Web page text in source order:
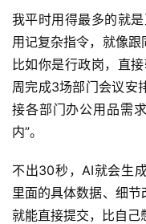
我平时用得最多的就
用记复杂指令，就像跟
比如你是行政岗，直
周完成3场部门会议安
接各部门办公用品需
内”。
不出30秒，AI就会生
里面的具体数据、细节
就能直接提交，比自己